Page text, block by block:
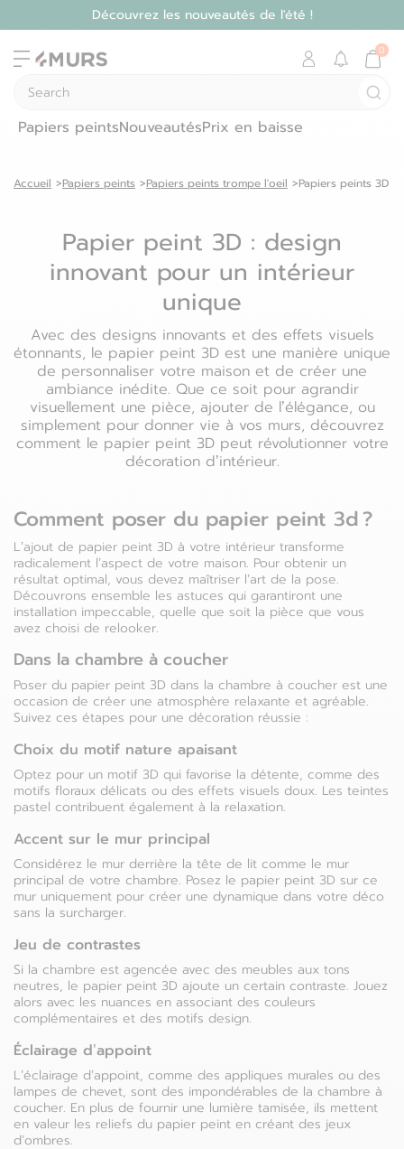
Découvrez les nouveautés de l'été !
Search
Nouveau client ?
Se connecter avec
Papiers peintsNouveautésPrix en baisse
Accueil Papiers peints Papiers peints trompe l'oeil Papiers peints 3D
Papier peint 3D : design
innovant pour un intérieur
unique
Avec des designs innovants et des effets visuels
étonnants, le papier peint 3D est une manière unique
de personnaliser votre maison et de créer une
ambiance inédite. Que ce soit pour agrandir
visuellement une pièce, ajouter de l’élégance, ou
simplement pour donner vie à vos murs, découvrez
comment le papier peint 3D peut révolutionner votre
décoration d’intérieur.
Comment poser du papier peint 3d ?
L’ajout de papier peint 3D à votre intérieur transforme
radicalement l’aspect de votre maison. Pour obtenir un
résultat optimal, vous devez maîtriser l’art de la pose.
Découvrons ensemble les astuces qui garantiront une
installation impeccable, quelle que soit la pièce que vous
avez choisi de relooker.
Dans la chambre à coucher
Poser du papier peint 3D dans la chambre à coucher est une
occasion de créer une atmosphère relaxante et agréable.
Suivez ces étapes pour une décoration réussie :
Choix du motif nature apaisant
Optez pour un motif 3D qui favorise la détente, comme des
motifs floraux délicats ou des effets visuels doux. Les teintes
pastel contribuent également à la relaxation.
Accent sur le mur principal
Considérez le mur derrière la tête de lit comme le mur
principal de votre chambre. Posez le papier peint 3D sur ce
mur uniquement pour créer une dynamique dans votre déco
sans la surcharger.
Jeu de contrastes
Si la chambre est agencée avec des meubles aux tons
neutres, le papier peint 3D ajoute un certain contraste. Jouez
alors avec les nuances en associant des couleurs
complémentaires et des motifs design.
Éclairage d’appoint
L’éclairage d’appoint, comme des appliques murales ou des
lampes de chevet, sont des impondérables de la chambre à
coucher. En plus de fournir une lumière tamisée, ils mettent
en valeur les reliefs du papier peint en créant des jeux
d’ombres.
e-mail*
Découvrez les pays dans lesquels on peut vous livrer :
Belgique
Croatie
Danemark
Espagne
Finlande
France
Grèce
Irlande
Lettonie
Lituanie
Luxembourg
Pays-bas
Pologne
Portugal
Roumanie